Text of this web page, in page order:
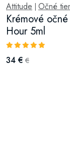
Attitude Očné
Krémové
Hour 5ml
34 € €